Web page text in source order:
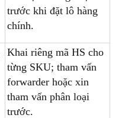
trước khi đặt lô hàng
chính.
Khai riêng mã HS cho
từng SKU; tham vấn
forwarder hoặc xin
tham vấn phân loại
trước.